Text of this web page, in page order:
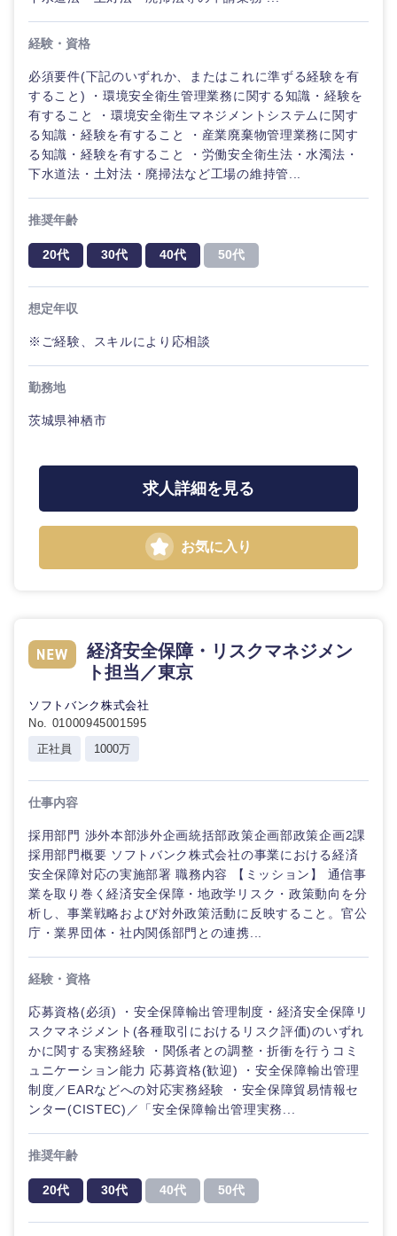
静岡県
経験・資格
必須要件(下記のいずれか、またはこれに準ずる経験を有
すること) ・環境安全衛生管理業務に関する知識・経験を
有すること ・環境安全衛生マネジメントシステムに関す
る知識・経験を有すること ・産業廃棄物管理業務に関す
る知識・経験を有すること ・労働安全衛生法・水濁法・
下水道法・土対法・廃掃法など工場の維持管...
推奨年齢
20代 30代 40代 50代
想定年収
※ご経験、スキルにより応相談
勤務地
茨城県神栖市
求人詳細を見る
お気に入り
経済安全保障・リスクマネジメン
ト担当／東京
ソフトバンク株式会社
No. 01000945001595
正社員
1000万
仕事内容
採用部門 渉外本部渉外企画統括部政策企画部政策企画2課
採用部門概要 ソフトバンク株式会社の事業における経済
安全保障対応の実施部署 職務内容 【ミッション】 通信事
業を取り巻く経済安全保障・地政学リスク・政策動向を分
析し、事業戦略および対外政策活動に反映すること。官公
庁・業界団体・社内関係部門との連携...
経験・資格
応募資格(必須) ・安全保障輸出管理制度・経済安全保障リ
スクマネジメント(各種取引におけるリスク評価)のいずれ
かに関する実務経験 ・関係者との調整・折衝を行うコミ
ュニケーション能力 応募資格(歓迎) ・安全保障輸出管理
制度／EARなどへの対応実務経験 ・安全保障貿易情報セ
ンター(CISTEC)／「安全保障輸出管理実務...
推奨年齢
20代 30代 40代 50代